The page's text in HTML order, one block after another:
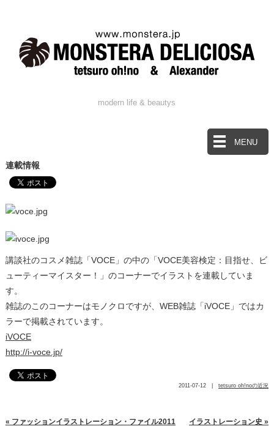
modern life & beautys
MENU
連載情報
講談社のコスメ雑誌「VOCE」の中の「VOCE美容検定：目指せ、ビ
ューティーマイスター！」のコーナーでイラストを連載していま
す。
雑誌のこのコーナーはモノクロですが、WEB雑誌「iVOCE」ではカ
ラーで掲載されています。
iVOCE
http://i-voce.jp/
2011-07-12 |tetsuro oh!noの近況
« ファッションイラストレーション・ファイル2011 イラストレーション史 »